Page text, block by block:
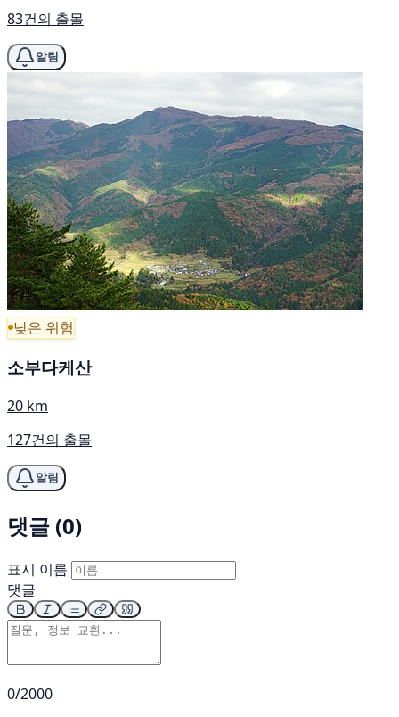
83건의 출몰
알림
낮은 위험
소부다케산
20 km
127건의 출몰
알림
댓글 (0)
표시 이름
댓글
0/2000